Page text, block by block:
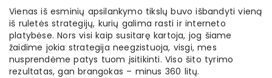
Vienas iš esminių apsilankymo tikslų buvo išbandyti vieną
iš ruletės strategijų, kurių galima rasti ir interneto
platybėse. Nors visi kaip susitarę kartoja, jog šiame
žaidime jokia strategija neegzistuoja, visgi, mes
nusprendėme patys tuom įsitikinti. Viso šito tyrimo
rezultatas, gan brangokas – minus 360 litų.